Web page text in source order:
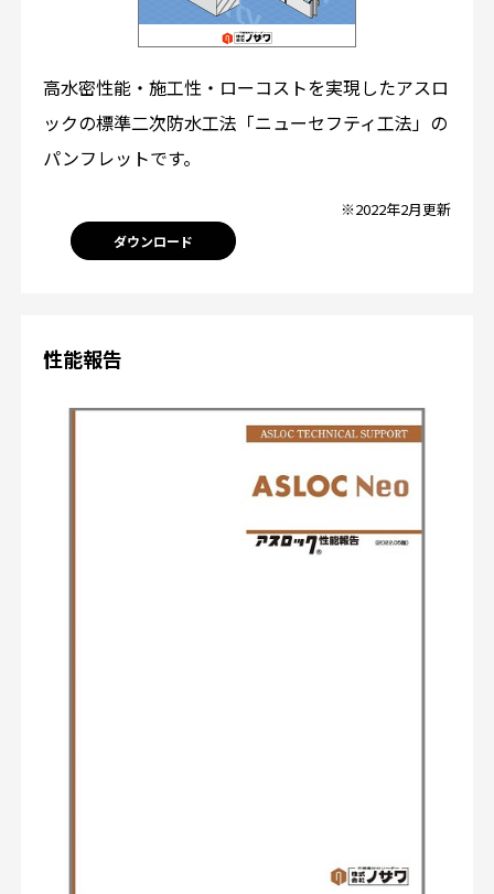
高水密性能・施工性・ローコストを実現したアスロ
ックの標準二次防水工法「ニューセフティ工法」の
パンフレットです。
※2022年2月更新
ダウンロード
性能報告